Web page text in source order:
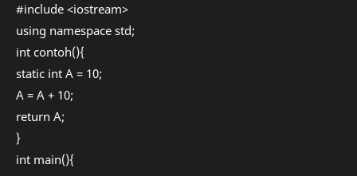
#include <iostream>
using namespace std;
int contoh(){
static int A = 10;
A = A + 10;
return A;
}
int main(){